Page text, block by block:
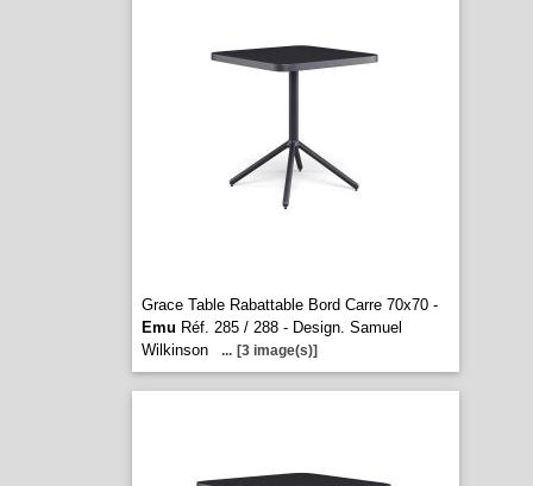
Grace Table Rabattable Bord Carre 70x70 -
Emu Réf. 285 / 288 - Design. Samuel
Wilkinson
... [3 image(s)]